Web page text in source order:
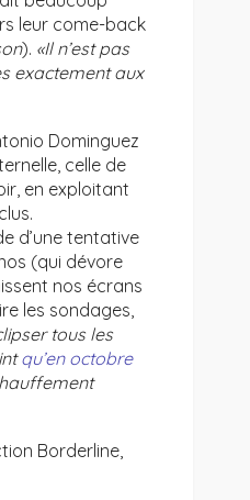
leur come-back
). «Il n’est pas
exactement aux
Dominguez
celle de
en exploitant
d’une tentative
(qui dévore
nos écrans
les sondages,
tous les
qu’en octobre
Borderline,